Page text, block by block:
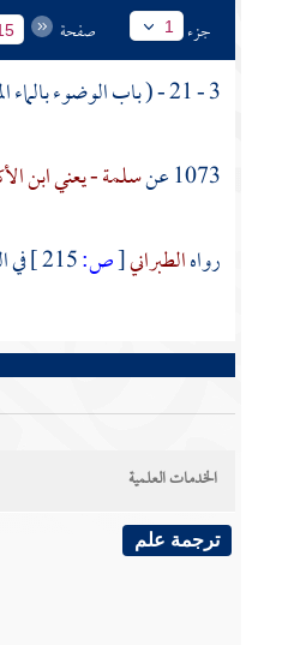
جزء 1 صفحة
3 - 21 - ( باب الوضوء بالماء المسخن ) .
1073 عن
سلمة - يعني ابن
رواهالطبراني[ص: في
الخدمات العلمية
ترجمة علم